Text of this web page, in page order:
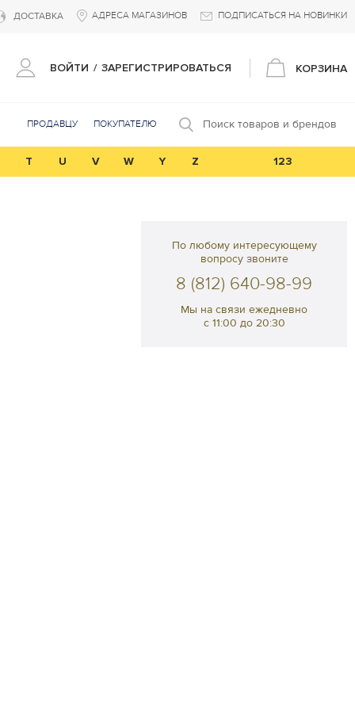
ДОСТАВКА АДРЕСА МАГАЗИНОВ ПОДПИСАТЬСЯ НА НОВИНКИ
ВОЙТИ / ЗАРЕГИСТРИРОВАТЬСЯ КОРЗИНА
ПРОДАВЦУ ПОКУПАТЕЛЮ Поиск товаров и брендов
T U V W Y Z 123
По любому интересующему
вопросу звоните
8 (812) 640-98-99
Мы на связи ежедневно
с 11:00 до 20:30